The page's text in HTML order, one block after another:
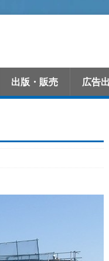
出版・販売 広告